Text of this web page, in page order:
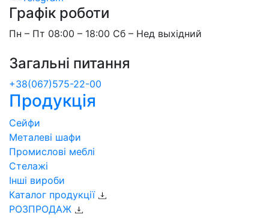
Графік роботи
Пн – Пт 08:00 – 18:00 Сб – Нед выхідний
Загальні питання
+38(067)575-22-00
Продукція
Сейфи
Металеві шафи
Промислові меблі
Стелажі
Інші вироби
Каталог продукції
РОЗПРОДАЖ